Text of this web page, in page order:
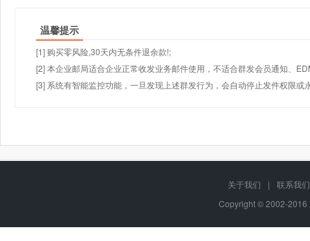
温馨提示
[1] 购买零风险,30天内无条件退余款!;
[2] 本企业邮局适合企业正常收发业务邮件使用，不适合群发会员通知、
[3] 系统有智能监控功能，一旦发现上述群发行为，会自动停止发件权限或
关于我们 |
联系我们
Copyright © 2002-